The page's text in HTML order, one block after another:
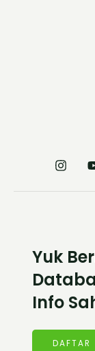
Yuk
Info
DAFTAR